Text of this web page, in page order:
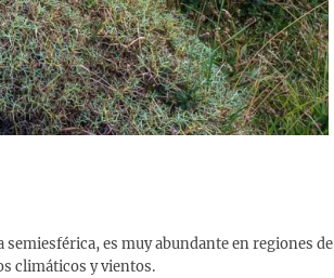
semiesférica, es muy abundante en regiones de
climáticos y vientos.